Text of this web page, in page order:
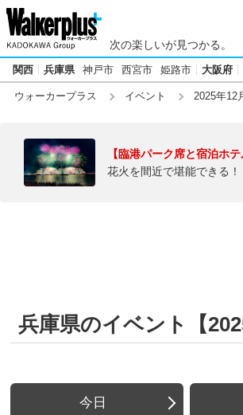
次の楽しいが見つかる。
関西 兵庫県 神戸市 西宮市 姫路市 大阪府
ウォーカープラス イベント 2025年12
【臨港パーク席と宿泊ホ
花火を間近で堪能できる
兵庫県のイベント【
今日